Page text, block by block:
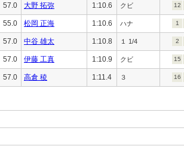
57.0 大野 拓弥 1:10.6 クビ 12
55.0 松岡 正海 1:10.6 ハナ 1
57.0 中谷 雄太 1:10.8 １ 1/4 2
57.0 伊藤 工真 1:10.9 クビ 15
57.0 高倉 稜 1:11.4 ３ 16